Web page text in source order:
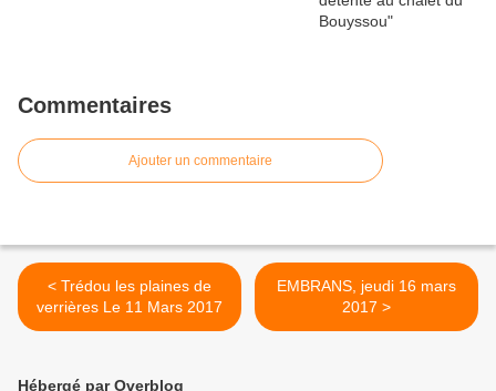
Commentaires
Ajouter un commentaire
< Trédou les plaines de
verrières Le 11 Mars 2017
EMBRANS, jeudi 16 mars
2017 >
Hébergé par Overblog